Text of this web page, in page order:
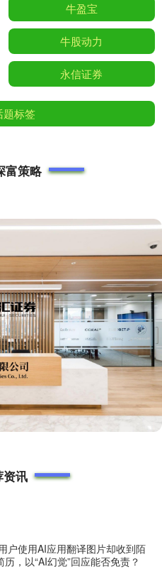
牛盈宝
牛股动力
永信证券
题标签
富策略
资讯
户使用AI应用翻译图片却收到陌
，以“AI幻觉”回应能否免责？